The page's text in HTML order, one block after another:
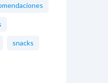
snacks